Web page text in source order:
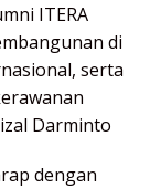
ITERA
di
serta
Darminto
dengan